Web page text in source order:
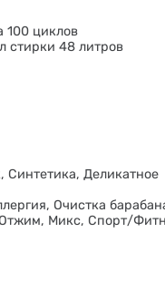
100 циклов
стирки 48 литров
Деликатное
Очистка
Микс, Спорт/